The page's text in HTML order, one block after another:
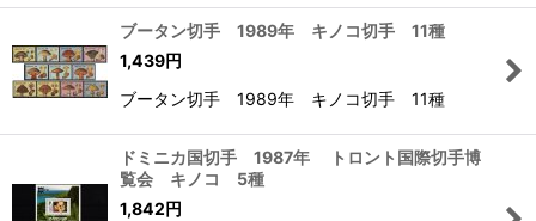
ブータン切手 1989年 キノコ切手 11種
1,439円
ブータン切手 1989年 キノコ切手 11種
ドミニカ国切手 1987年 トロント国際切手博
覧会 キノコ 5種
1,842円